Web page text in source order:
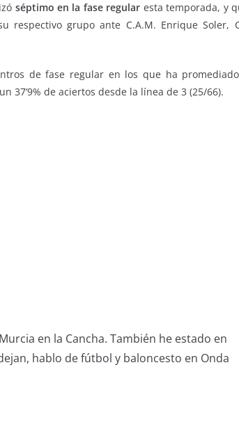
séptimo en la fase regular esta temporada, y
respectivo grupo ante C.A.M. Enrique Soler,
de fase regular en los que ha promediado
37’9% de aciertos desde la línea de 3 (25/66).
en la Cancha. También he estado en
hablo de fútbol y baloncesto en Onda